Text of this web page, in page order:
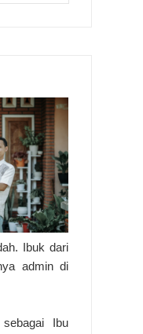
Ibuk dari
admin di
Ibu